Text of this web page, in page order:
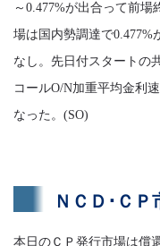
～0.477%が出合って前
場は国内勢調達で
なし。先日付スタートの
コールO/N加重平均金利
なった。(SO)
ＮＣＤ･ＣＰ
本日のＣＰ発行市場は償